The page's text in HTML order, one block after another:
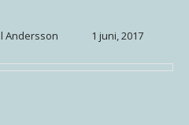
Andersson 1 juni, 2017